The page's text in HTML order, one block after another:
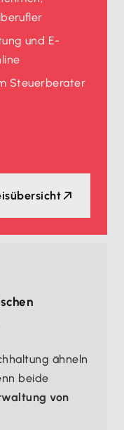
und E-
Steuerberater
ähneln
beide
von